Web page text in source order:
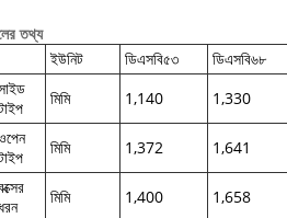
তথ্য
ইউনিট ডিএসবি৫৩ ডিএসবি৬৮
মিমি 1,140 1,330
মিমি 1,372 1,641
মিমি 1,400 1,658